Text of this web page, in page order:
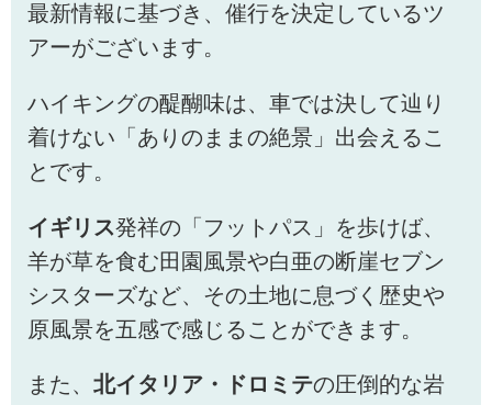
最新情報に基づき、催行を決定しているツ
アーがございます。
ハイキングの醍醐味は、車では決して辿り
着けない「ありのままの絶景」出会えるこ
とです。
イギリス発祥の「フットパス」を歩けば、
羊が草を食む田園風景や白亜の断崖セブン
シスターズなど、その土地に息づく歴史や
原風景を五感で感じることができます。
また、 北イタリア・ドロミテの圧倒的な岩